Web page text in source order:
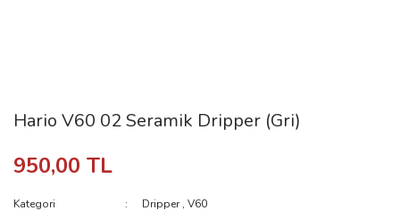
Hario V60 02 Seramik Dripper (Gri)
950,00 TL
Kategori Dripper,V60